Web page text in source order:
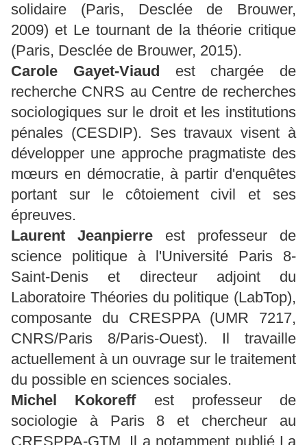
solidaire (Paris, Desclée de Brouwer,
2009) et Le tournant de la théorie critique
(Paris, Desclée de Brouwer, 2015).
Carole Gayet-Viaud est chargée de
recherche CNRS au Centre de recherches
sociologiques sur le droit et les institutions
pénales (CESDIP). Ses travaux visent à
développer une approche pragmatiste des
mœurs en démocratie, à partir d'enquêtes
portant sur le côtoiement civil et ses
épreuves.
Laurent Jeanpierre est professeur de
science politique à l'Université Paris 8-
Saint-Denis et directeur adjoint du
Laboratoire Théories du politique (LabTop),
composante du CRESPPA (UMR 7217,
CNRS/Paris 8/Paris-Ouest). Il travaille
actuellement à un ouvrage sur le traitement
du possible en sciences sociales.
Michel Kokoreffest professeur de
sociologie à Paris 8 et chercheur au
CRESPPA-GTM. Il a notamment publié La